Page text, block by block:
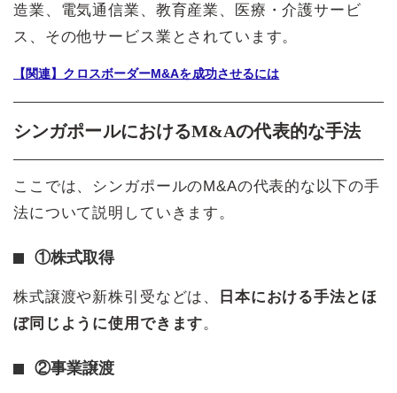
造業、電気通信業、教育産業、医療・介護サービ
ス、その他サービス業とされています。
【関連】クロスボーダーM&Aを成功させるには
シンガポールにおけるM&Aの代表的な手法
ここでは、シンガポールのM&Aの代表的な以下の手
法について説明していきます。
①株式取得
株式譲渡や新株引受などは、
日本における手法とほ
ぼ同じように使用できます。
②事業譲渡